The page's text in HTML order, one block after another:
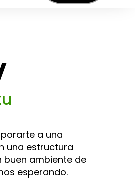
a una
una estructura
buen ambiente de
esperando.